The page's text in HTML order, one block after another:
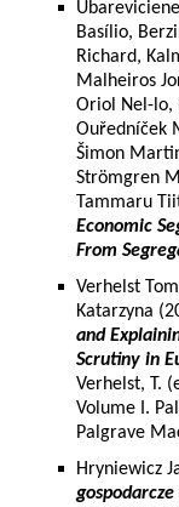
Basílio,
Richard,
Malheiros
Oriol Nel-lo,
Ouředníček
Šimon
Strömgren
Tammaru
Economic
From
Verhelst
Katarzyna
and
Scrutiny in
Verhelst, T.
Volume I.
Palgrave
Hryniewicz